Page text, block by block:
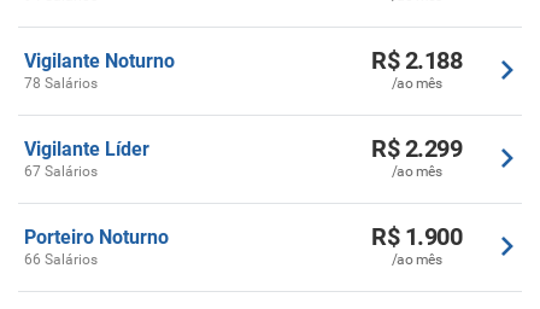
Vigilante Noturno
78 Salários
R$ 2.188
/ao mês
Vigilante Líder
67 Salários
R$ 2.299
/ao mês
Porteiro Noturno
66 Salários
R$ 1.900
/ao mês